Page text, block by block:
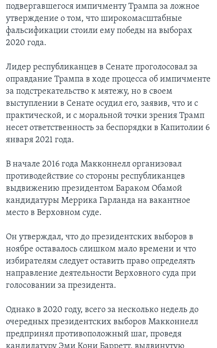
подвергавшегося импичменту Трампа за ложное
утверждение о том, что широкомасштабные
фальсификации стоили ему победы на выборах
2020 года.
Лидер республиканцев в Сенате проголосовал за
оправдание Трампа в ходе процесса об импичменте
за подстрекательство к мятежу, но в своем
выступлении в Сенате осудил его, заявив, что и с
практической, и с моральной точки зрения Трамп
несет ответственность за беспорядки в Капитолии 6
января 2021 года.
В начале 2016 года Макконнелл организовал
противодействие со стороны республиканцев
выдвижению президентом Бараком Обамой
кандидатуры Меррика Гарланда на вакантное
место в Верховном суде.
Он утверждал, что до президентских выборов в
ноябре оставалось слишком мало времени и что
избирателям следует оставить право определять
направление деятельности Верховного суда при
голосовании за президента.
Однако в 2020 году, всего за несколько недель до
очередных президентских выборов Макконнелл
предпринял противоположный шаг, проведя